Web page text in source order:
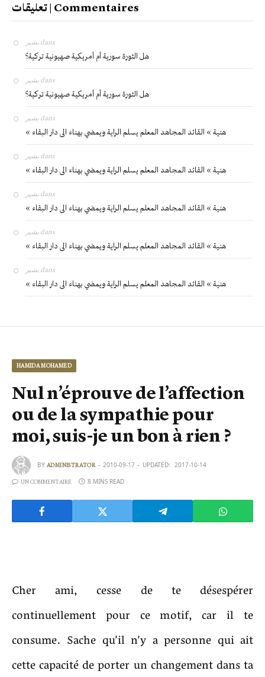
تعليقات | Commentaires
بشير dans
هل الثورة سورية أم أمريكية صهيونية تركية؟
بشير dans
هل الثورة سورية أم أمريكية صهيونية تركية؟
بشير dans
« هنية » القائد المجاهد المعلم يسلم الراية ويمضي بهناء الى دار البقاء
بشير dans
« هنية » القائد المجاهد المعلم يسلم الراية ويمضي بهناء الى دار البقاء
بشير dans
« هنية » القائد المجاهد المعلم يسلم الراية ويمضي بهناء الى دار البقاء
بشير dans
« هنية » القائد المجاهد المعلم يسلم الراية ويمضي بهناء الى دار البقاء
بشير dans
« هنية » القائد المجاهد المعلم يسلم الراية ويمضي بهناء الى دار البقاء
HAMIDA MOHAMED
Nul n’éprouve de l’affection
ou de la sympathie pour
moi, suis-je un bon à rien ?
BY ADMINISTRATOR 2010-09-17 UPDATED: 2017-10-14
UN COMMENTAIRE 8 MINS READ
Cher ami, cesse de te désespérer
continuellement pour ce motif, car il te
consume. Sache qu’il n’y a personne qui ait
cette capacité de porter un changement dans ta